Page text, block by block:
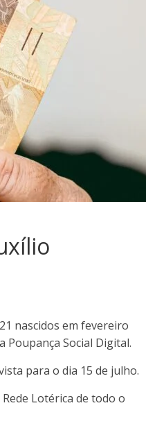
nascidos em fevereiro
Poupança Social Digital.
para o dia 15 de julho.
Lotérica de todo o